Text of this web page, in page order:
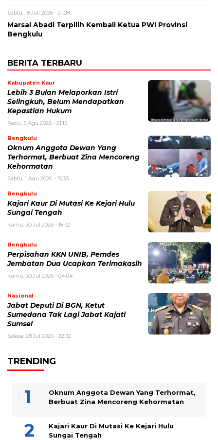
Sabtu, 18 Juli 2026 - 21:08
Marsal Abadi Terpilih Kembali Ketua PWI Provinsi
Bengkulu
BERITA TERBARU
Kabupaten Kaur
Lebih 3 Bulan Melaporkan Istri
Selingkuh, Belum Mendapatkan
Kepastian Hukum
Rabu, 5 Agu 2026 - 21:15
Bengkulu
Oknum Anggota Dewan Yang
Terhormat, Berbuat Zina Mencoreng
Kehormatan
Sabtu, 1 Agu 2026 - 15:33
Bengkulu
Kajari Kaur Di Mutasi Ke Kejari Hulu
Sungai Tengah
Kamis, 30 Jul 2026 - 18:32
Bengkulu
Perpisahan KKN UNIB, Pemdes
Jembatan Dua Ucapkan Terimakasih
Kamis, 30 Jul 2026 - 04:04
Nasional
Jabat Deputi Di BGN, Ketut
Sumedana Tak Lagi Jabat Kajati
Sumsel
Selasa, 28 Jul 2026 - 22:32
TRENDING
Oknum Anggota Dewan Yang Terhormat,
Berbuat Zina Mencoreng Kehormatan
Kajari Kaur Di Mutasi Ke Kejari Hulu
Sungai Tengah